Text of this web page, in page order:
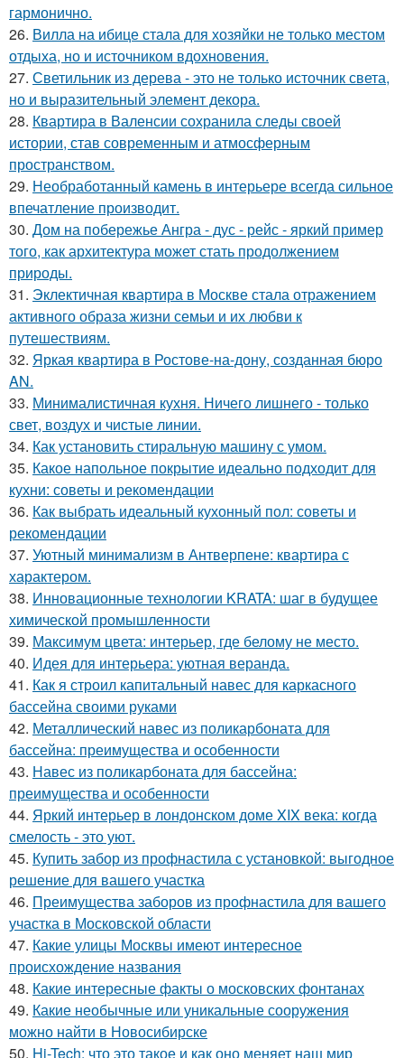
гармонично.
26. Вилла на ибице стала для хозяйки не только местом
отдыха, но и источником вдохновения.
27. Светильник из дерева - это не только источник света,
но и выразительный элемент декора.
28. Квартира в Валенсии сохранила следы своей
истории, став современным и атмосферным
пространством.
29. Необработанный камень в интерьере всегда сильное
впечатление производит.
30. Дом на побережье Ангра - дус - рейс - яркий пример
того, как архитектура может стать продолжением
природы.
31. Эклектичная квартира в Москве стала отражением
активного образа жизни семьи и их любви к
путешествиям.
32. Яркая квартира в Ростове-на-дону, созданная бюро
AN.
33. Минималистичная кухня. Ничего лишнего - только
свет, воздух и чистые линии.
34. Как установить стиральную машину с умом.
35. Какое напольное покрытие идеально подходит для
кухни: советы и рекомендации
36. Как выбрать идеальный кухонный пол: советы и
рекомендации
37. Уютный минимализм в Антверпене: квартира с
характером.
38. Инновационные технологии KRATA: шаг в будущее
химической промышленности
39. Максимум цвета: интерьер, где белому не место.
40. Идея для интерьера: уютная веранда.
41. Как я строил капитальный навес для каркасного
бассейна своими руками
42. Металлический навес из поликарбоната для
бассейна: преимущества и особенности
43. Навес из поликарбоната для бассейна:
преимущества и особенности
44. Яркий интерьер в лондонском доме XIX века: когда
смелость - это уют.
45. Купить забор из профнастила с установкой: выгодное
решение для вашего участка
46. Преимущества заборов из профнастила для вашего
участка в Московской области
47. Какие улицы Москвы имеют интересное
происхождение названия
48. Какие интересные факты о московских фонтанах
49. Какие необычные или уникальные сооружения
можно найти в Новосибирске
50. Hi-Tech: что это такое и как оно меняет наш мир